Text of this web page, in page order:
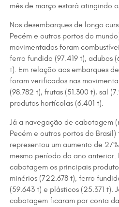
mês de março estará atingindo
Nos desembarques de longo
Pecém e outros portos do
movimentados foram
ferro fundido (97.419 t), adubos
t). Em relação aos embarques
foram verificados nas
(98.782 t), frutas (51.300 t), sal
produtos hortícolas (6.401 t).
Já a navegação de cabotagem
Pecém e outros portos do Brasil)
representou um aumento de
mesmo período do ano anterior.
cabotagem os principais
minérios (722.678 t), ferro
(59.643 t) e plásticos (25.371 t).
cabotagem ficaram por conta